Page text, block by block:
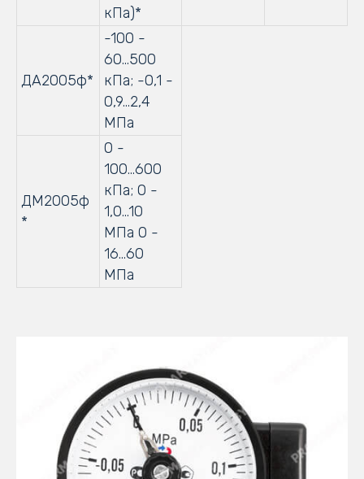
кПа)*
ДА2005ф*
-100 -
60...500
кПа; -0,1 -
0,9...2,4
МПа
ДМ2005ф
*
0 -
100...600
кПа; 0 -
1,0…10
МПа 0 -
16…60
МПа